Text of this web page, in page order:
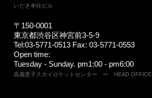
いだき本社ビル
〒150-0001
東京都渋谷区神宮前3-5-9
Tel:03-5771-0513 Fax: 03-5771-0553
Open time:
Tuesday - Sunday. pm1:00 - pm6:00
高麗恵子スカイロケットセンター ー HEAD OFFICE